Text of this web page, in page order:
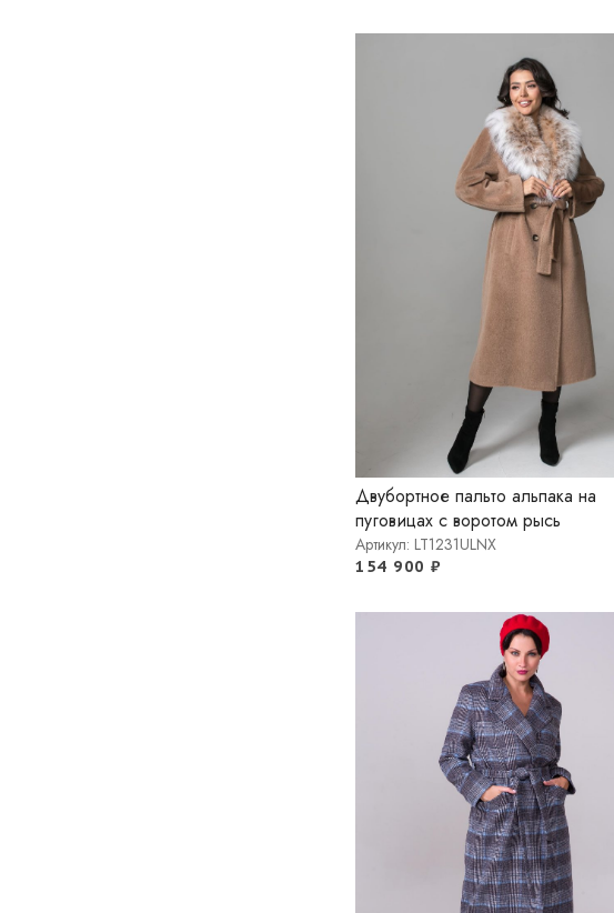
Двубортное пальто альпака на
пуговицах с воротом рысь
Артикул: LT1231ULNX
154 900 ₽